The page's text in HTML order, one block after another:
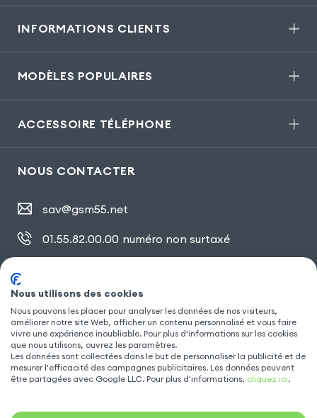
INFORMATIONS CLIENTS
MODÈLES POPULAIRES
ACCESSOIRE TÉLÉPHONE
NOUS CONTACTER
sav@gsm55.net
01.55.82.00.00 numéro non surtaxé
SUIVEZ NOUS
Nous utilisons des cookies
Nous pouvons les placer pour analyser les données de nos visiteurs,
améliorer notre site Web, afficher un contenu personnalisé et vous faire
vivre une expérience inoubliable. Pour plus d'informations sur les cookies
que nous utilisons, ouvrez les paramètres.
Les données sont collectées dans le but de personnaliser la publicité et de
mesurer l'efficacité des campagnes publicitaires. Les données peuvent
être partagées avec Google LLC. Pour plus d'informations, cliquez ici.